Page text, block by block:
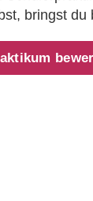
bringst du